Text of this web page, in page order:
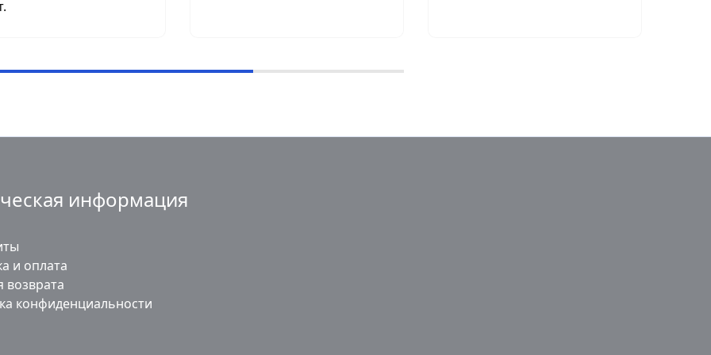
информация
и оплата
возврата
конфиденциальности